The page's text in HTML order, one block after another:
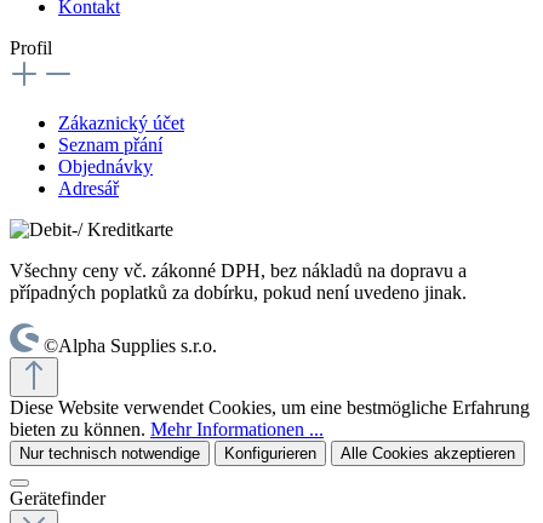
Kontakt
Profil
Zákaznický účet
Seznam přání
Objednávky
Adresář
Všechny ceny vč. zákonné DPH, bez nákladů na dopravu a
případných poplatků za dobírku, pokud není uvedeno jinak.
©Alpha Supplies s.r.o.
Diese Website verwendet Cookies, um eine bestmögliche Erfahrung
bieten zu können. Mehr Informationen ...
Nur technisch notwendige Konfigurieren Alle Cookies akzeptieren
Gerätefinder